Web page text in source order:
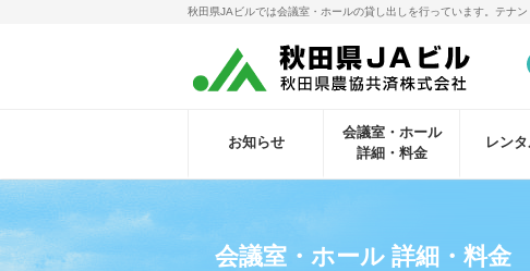
秋田県JAビルでは会議室・ホールの貸し出しを行っています。テナン
お知らせ
会議室・ホール
詳細・料金
レン
会議室・ホール 詳細・料金